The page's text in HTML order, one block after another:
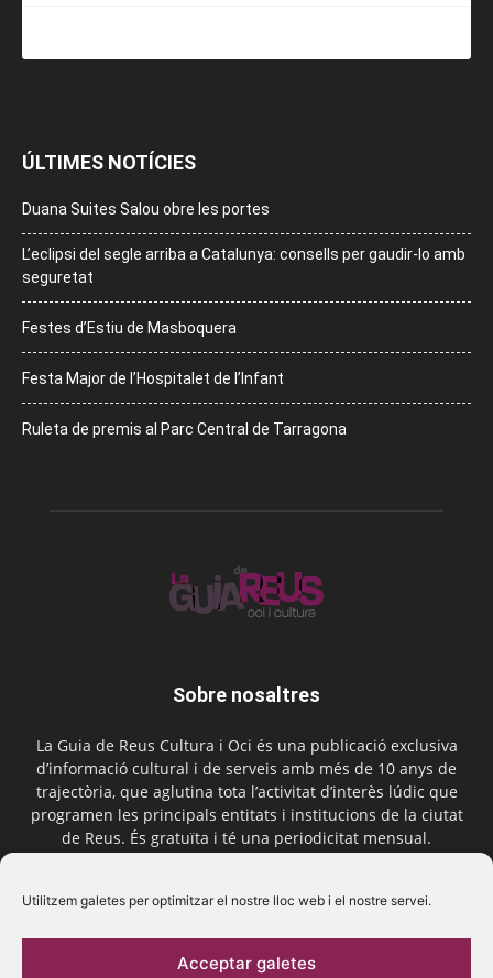
Utilitzem galetes per optimitzar el nostre lloc web i el nostre servei.
Acceptar galetes
ÚLTIMES NOTÍCIES
Duana Suites Salou obre les portes
L’eclipsi del segle arriba a Catalunya: consells per gaudir-lo amb
seguretat
Festes d’Estiu de Masboquera
Festa Major de l’Hospitalet de l’Infant
Ruleta de premis al Parc Central de Tarragona
Sobre nosaltres
La Guia de Reus Cultura i Oci és una publicació exclusiva
d’informació cultural i de serveis amb més de 10 anys de
trajectòria, que aglutina tota l’activitat d’interès lúdic que
programen les principals entitats i institucions de la ciutat
de Reus. És gratuïta i té una periodicitat mensual.
Segueix-nos